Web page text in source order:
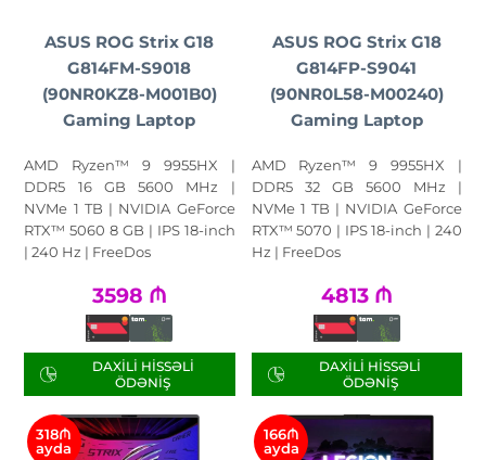
ASUS ROG Strix G18
G814FM-S9018
(90NR0KZ8-M001B0)
Gaming Laptop
AMD Ryzen™ 9 9955HX |
DDR5 16 GB 5600 MHz |
NVMe 1 TB | NVIDIA GeForce
RTX™ 5060 8 GB | IPS 18-inch
| 240 Hz | FreeDos
3598 ₼
DAXILI HISSƏLI
ÖDƏNIŞ
ASUS ROG Strix G18
G814FP-S9041
(90NR0L58-M00240)
Gaming Laptop
AMD Ryzen™ 9 9955HX |
DDR5 32 GB 5600 MHz |
NVMe 1 TB | NVIDIA GeForce
RTX™ 5070 | IPS 18-inch | 240
Hz | FreeDos
4813 ₼
DAXILI HISSƏLI
ÖDƏNIŞ
318₼
ayda
166₼
ayda